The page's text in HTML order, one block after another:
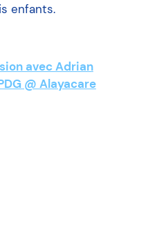
enfants.
avec Adrian
@ Alayacare